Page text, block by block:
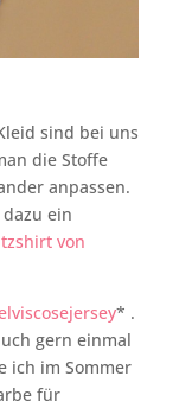
sind bei uns
die Stoffe
anpassen.
ein
von
* .
gern einmal
ich im Sommer
für